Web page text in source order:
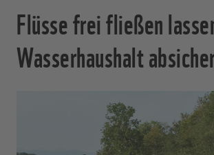
Flüsse frei fließen
Wasserhaushalt